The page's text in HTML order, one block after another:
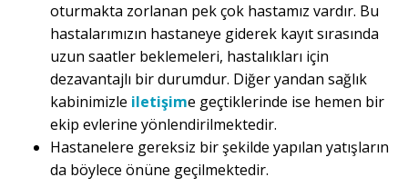
oturmakta zorlanan pek çok hastamız vardır. Bu
hastalarımızın hastaneye giderek kayıt sırasında
uzun saatler beklemeleri, hastalıkları için
dezavantajlı bir durumdur. Diğer yandan sağlık
kabinimizle iletişime geçtiklerinde ise hemen bir
ekip evlerine yönlendirilmektedir.
Hastanelere gereksiz bir şekilde yapılan yatışların
da böylece önüne geçilmektedir.